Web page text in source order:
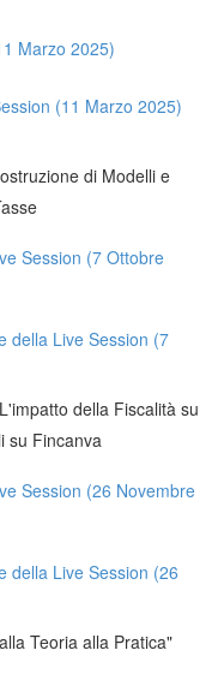
Marzo 2025)
(11 Marzo 2025)
di Modelli e
Session (7 Ottobre
della Live Session (7
della Fiscalità su
su Fincanva
Session (26 Novembre
della Live Session (26
Teoria alla Pratica"